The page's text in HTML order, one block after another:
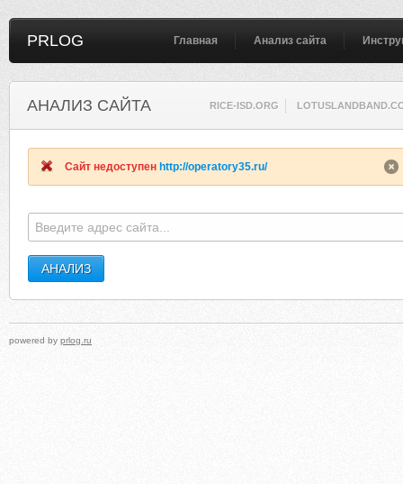
PRLOG Главная Анализ сайта
АНАЛИЗ САЙТА RICE-ISD.ORG
Сайт недоступен http://operatory35.ru/
powered by prlog.ru